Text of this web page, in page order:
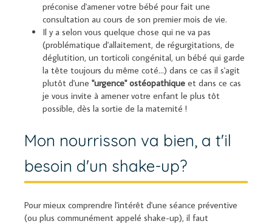
préconise d'amener votre bébé pour fait une
consultation au cours de son premier mois de vie.
Il y a selon vous quelque chose qui ne va pas
(problématique d'allaitement, de régurgitations, de
déglutition, un torticoli congénital, un bébé qui garde
la tête toujours du même coté...) dans ce cas il s'agit
plutôt d'une "urgence" ostéopathique et dans ce cas
je vous invite à amener votre enfant le plus tôt
possible, dès la sortie de la maternité !
Mon nourrisson va bien, a t'il
besoin d'un shake-up?
Pour mieux comprendre l'intérêt d'une séance préventive
(ou plus communément appelé shake-up), il faut